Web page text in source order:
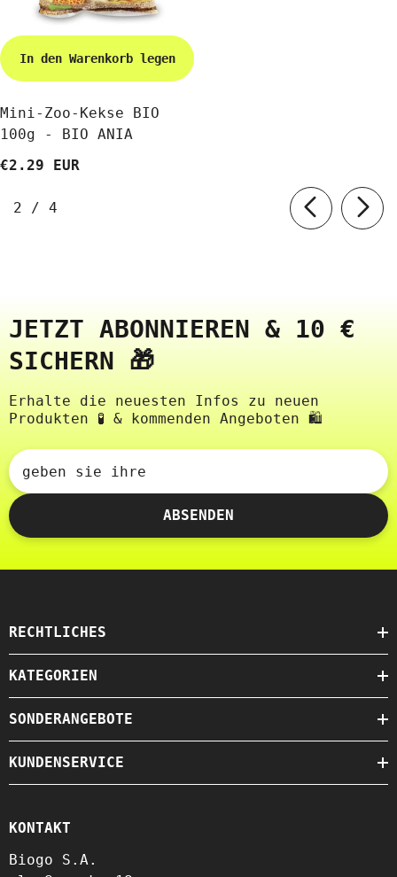
In den Warenkorb legen
Mini-Zoo-Kekse BIO
100g - BIO ANIA
€2.29 EUR
2 / von
4
JETZT ABONNIEREN & 10 €
SICHERN 🎁
Erhalte die neuesten Infos zu neuen
Produkten 🧪 & kommenden Angeboten 🛍️
geben sie ihre
ABSENDEN
RECHTLICHES
KATEGORIEN
SONDERANGEBOTE
KUNDENSERVICE
KONTAKT
Biogo S.A.